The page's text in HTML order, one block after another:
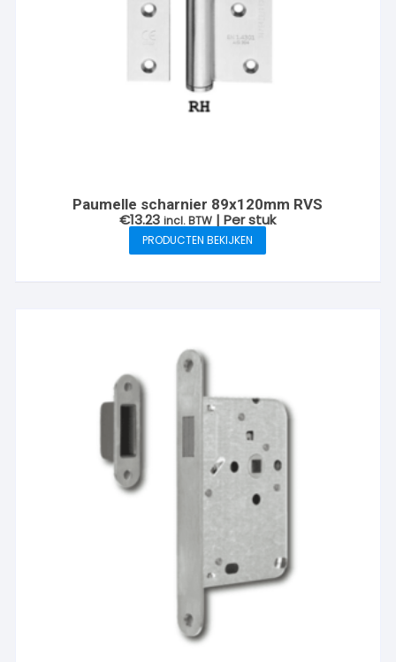
Paumelle scharnier 89x120mm RVS
€13.23 incl. BTW | Per stuk
PRODUCTEN BEKIJKEN